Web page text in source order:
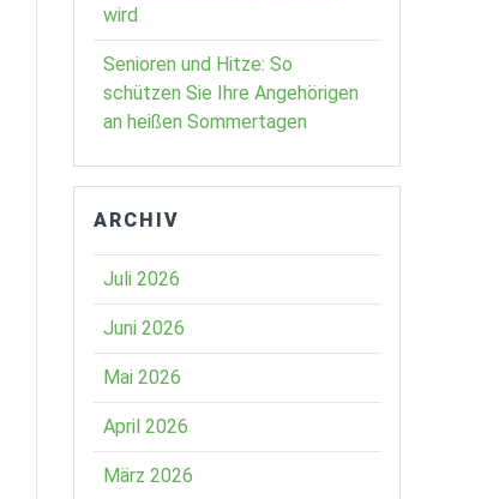
wird
Senioren und Hitze: So
schützen Sie Ihre Angehörigen
an heißen Sommertagen
ARCHIV
Juli 2026
Juni 2026
Mai 2026
April 2026
März 2026